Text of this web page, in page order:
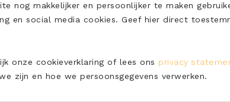
nog makkelijker en persoonlijker te maken
en social media cookies. Geef hier direct
onze cookieverklaring of lees ons privacy
zijn en hoe we persoonsgegevens verwerken.